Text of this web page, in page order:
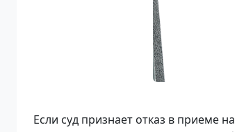
Если суд признает отказ в приеме